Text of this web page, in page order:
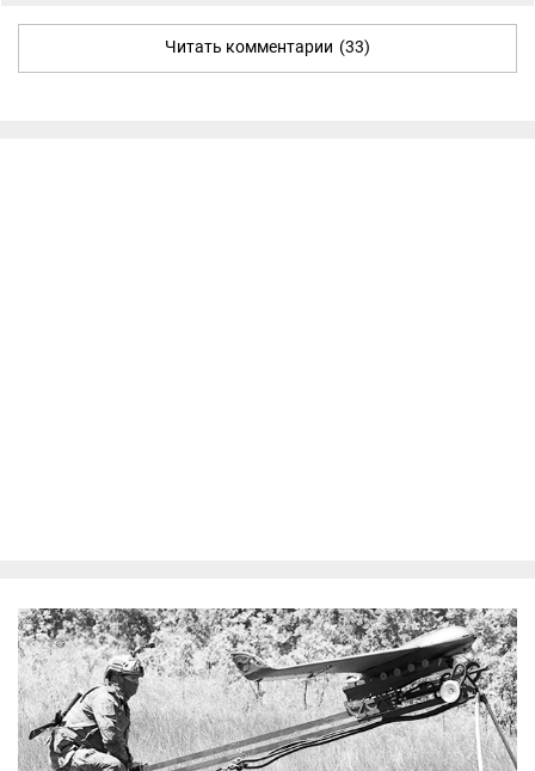
Читать комментарии (33)